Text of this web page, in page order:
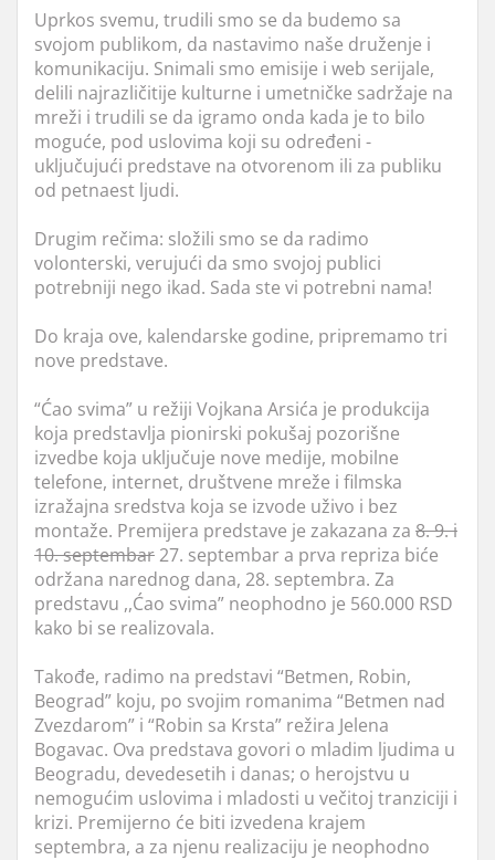
Uprkos svemu, trudili smo se da budemo sa
svojom publikom, da nastavimo naše druženje i
komunikaciju. Snimali smo emisije i web serijale,
delili najrazličitije kulturne i umetničke sadržaje na
mreži i trudili se da igramo onda kada je to bilo
moguće, pod uslovima koji su određeni -
uključujući predstave na otvorenom ili za publiku
od petnaest ljudi.
Drugim rečima: složili smo se da radimo
volonterski, verujući da smo svojoj publici
potrebniji nego ikad. Sada ste vi potrebni nama!
Do kraja ove, kalendarske godine, pripremamo tri
nove predstave.
“Ćao svima” u režiji Vojkana Arsića je produkcija
koja predstavlja pionirski pokušaj pozorišne
izvedbe koja uključuje nove medije, mobilne
telefone, internet, društvene mreže i filmska
izražajna sredstva koja se izvode uživo i bez
montaže. Premijera predstave je zakazana za 8. 9. i
10. septembar27. septembar a prva repriza biće
održana narednog dana, 28. septembra. Za
predstavu ,,Ćao svima” neophodno je 560.000 RSD
kako bi se realizovala.
Takođe, radimo na predstavi “Betmen, Robin,
Beograd” koju, po svojim romanima “Betmen nad
Zvezdarom” i “Robin sa Krsta” režira Jelena
Bogavac. Ova predstava govori o mladim ljudima u
Beogradu, devedesetih i danas; o herojstvu u
nemogućim uslovima i mladosti u večitoj tranziciji i
krizi. Premijerno će biti izvedena krajem
septembra, a za njenu realizaciju je neophodno